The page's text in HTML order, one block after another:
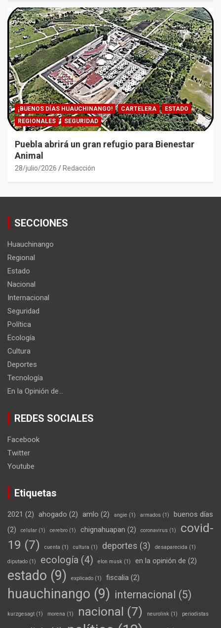
¡BUENOS DÍAS HUAUCHINANGO! CARTELERA
ESTADO
REGIONALES
SEGURIDAD
Puebla abrirá un gran refugio para Bienestar
Animal
28/julio/2026 Redacción
SECCIONES
Huauchinango
Regional
Estado
Nacional
Internacional
Seguridad
Política
Ecología
Cultura
Deportes
Tecnología
En la Opinión de…
REDES SOCIALES
Facebook
Twitter
Youtube
Etiquetas
2021 (2) ahogado (2) amlo (2) angie (1) armados (1)
buenos días
(2)
celular (1) cerebro (1) chignahuapan (2) coronavirus (1)
covid-
19 (7) cuenta (1) cultura (1) deportes (3) desaparecida (1)
diputado (1) ecología (4) elon musk (1) en la opinión de (2)
estado (9) explicado (1) fiscalia (2)
huauchinango (9) internacional (5)
kurzgesagt (1) morena (1) nacional (7) neurolink (1) periodistas